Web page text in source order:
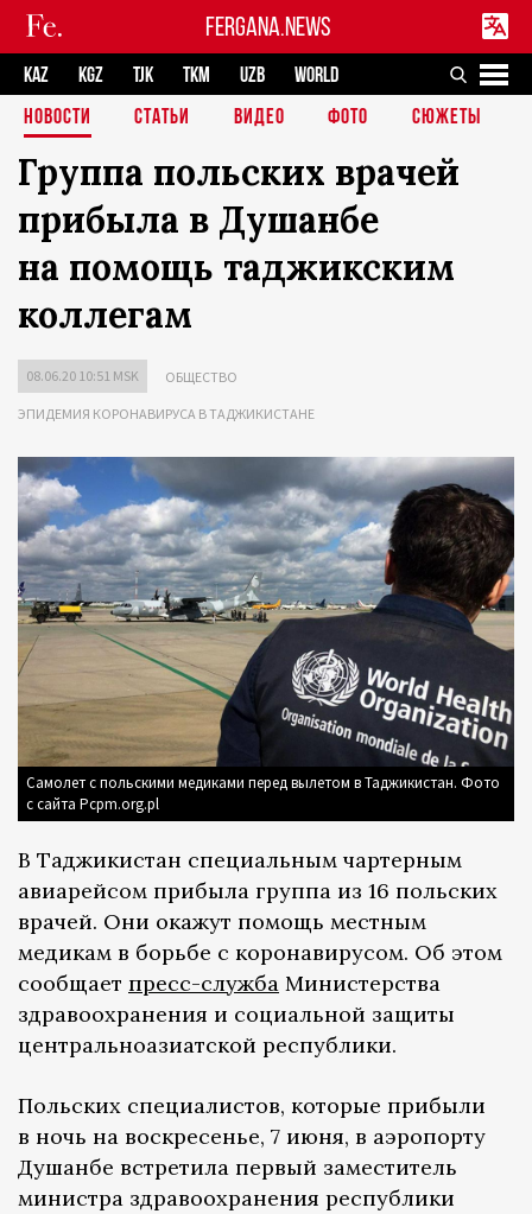
FERGANA.NEWS
KAZ KGZ TJK TKM UZB
WORLD
НОВОСТИ
СТАТЬИ ВИДЕО ФОТО СЮЖЕТЫ
Группа польских врачей
прибыла в Душанбе
на помощь таджикским
коллегам
08.06.20 10:51 MSK ОБЩЕСТВО
ЭПИДЕМИЯ КОРОНАВИРУСА В ТАДЖИКИСТАНЕ
Самолет с польскими медиками перед вылетом в Таджикистан. Фото
с сайта Pcpm.org.pl
В Таджикистан специальным чартерным
авиарейсом прибыла группа из 16 польских
врачей. Они окажут помощь местным
медикам в борьбе с коронавирусом. Об этом
сообщает пресс-служба Министерства
здравоохранения и социальной защиты
центральноазиатской республики.
Польских специалистов, которые прибыли
в ночь на воскресенье, 7 июня, в аэропорту
Душанбе встретила первый заместитель
министра здравоохранения республики